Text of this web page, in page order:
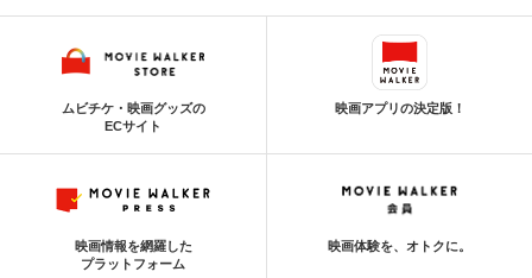
ムビチケ・映画グッズの
ECサイト
映画アプリの決定版！
映画情報を網羅した
プラットフォーム
映画体験を、オトクに。